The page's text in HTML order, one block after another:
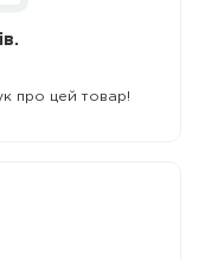
про цей товар!